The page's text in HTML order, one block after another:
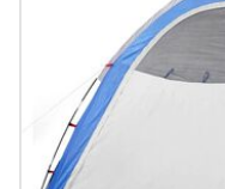
#sharemevidaxl